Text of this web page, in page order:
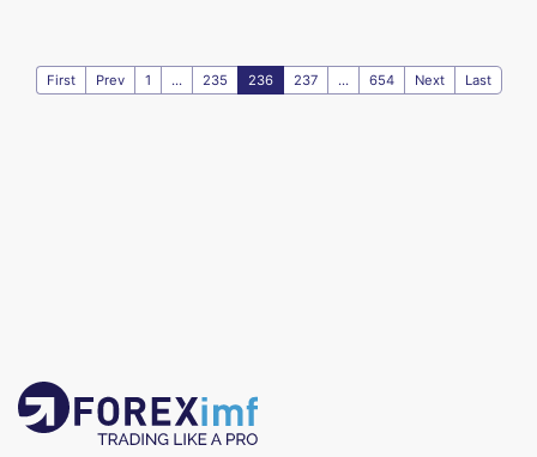
First Prev 1 ... 235 236 237 ... 654 Next Last